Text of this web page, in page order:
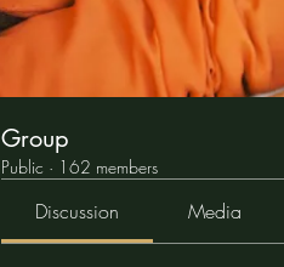
Group
Public · 162 members
Discussion Media